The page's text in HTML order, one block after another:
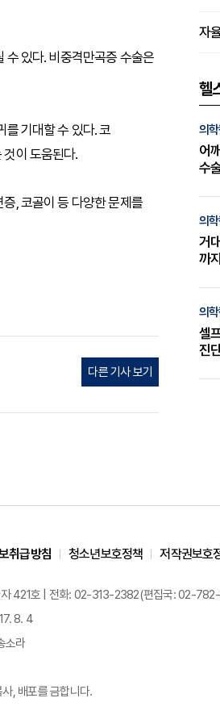
수 있다. 비중격만곡증 수술은
를 기대할 수 있다. 코
이 도움된다.
, 코골이 등 다양한 문제를
다른 기사 보기
헬
의
어
수
의
거
까
의
셀
진
취급방침 청소년보호정책 저작권보호
자 421호 | 전화: 02-313-2382(편집국: 02-
8. 4
소라
, 배포를 금합니다.